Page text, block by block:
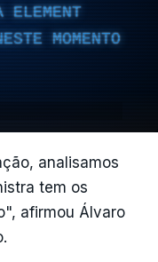
ELEMENT
MOMENTO
analisamos
tem os
afirmou Álvaro